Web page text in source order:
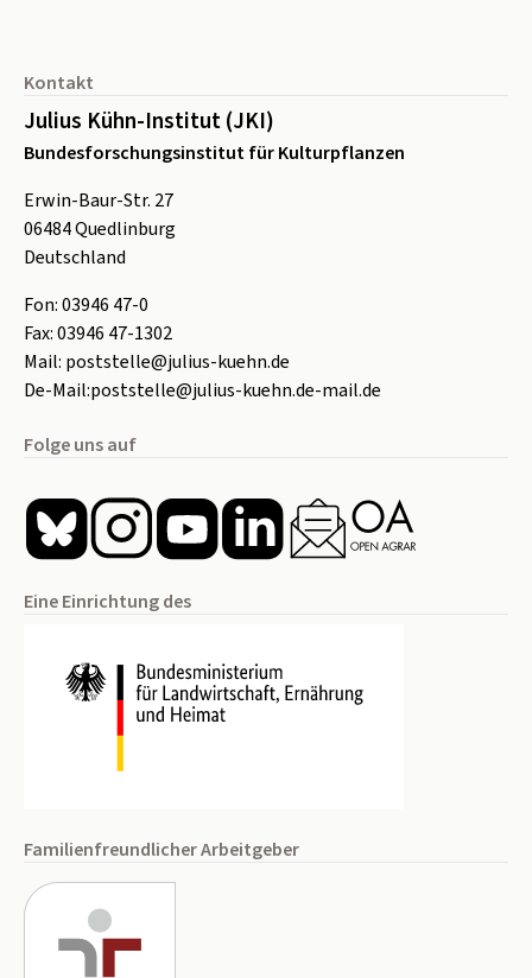
Kontakt
Julius Kühn-Institut (JKI)
Bundesforschungsinstitut für Kulturpflanzen
Erwin-Baur-Str. 27
06484Quedlinburg
Deutschland
Fon:03946 47-0
Fax:03946 47-1302
Mail: poststelle@julius-kuehn.de
De-Mail:poststelle@julius-kuehn.de-mail.de
Folge uns auf
Eine Einrichtung des
Familienfreundlicher Arbeitgeber